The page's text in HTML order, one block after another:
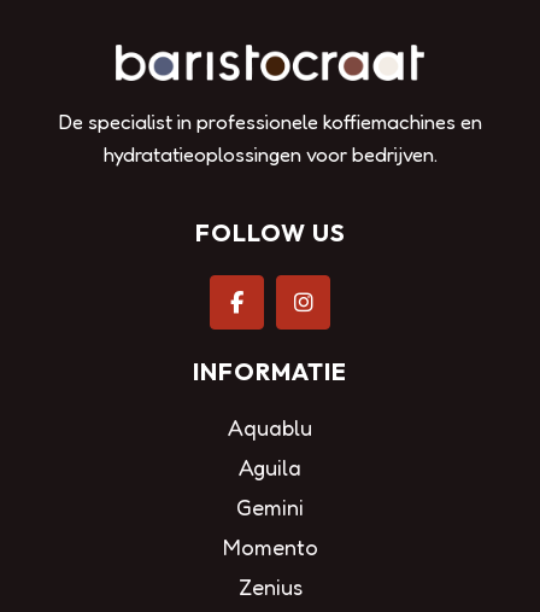
De specialist in professionele koffiemachines en
hydratatieoplossingen voor bedrijven.
FOLLOW US
INFORMATIE
Aquablu
Aguila
Gemini
Momento
Zenius